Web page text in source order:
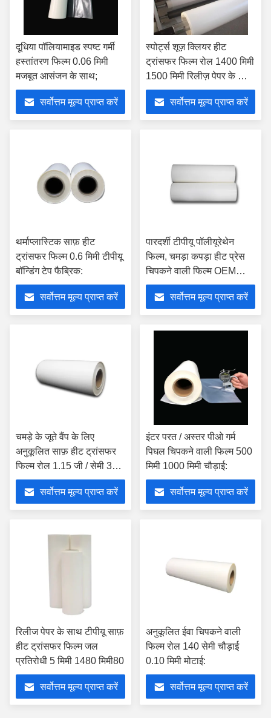
दूधिया पॉलियामाइड स्पष्ट गर्मी
हस्तांतरण फिल्म 0.06 मिमी
मजबूत आसंजन के साथ;
सर्वोत्तम मूल्य प्राप्त करें
स्पोर्ट्स शूज़ क्लियर हीट
ट्रांसफर फिल्म रोल 1400 मिमी
1500 मिमी रिलीज़ पेपर के साथ
अनुकूलित:
सर्वोत्तम मूल्य प्राप्त करें
थर्माप्लास्टिक साफ़ हीट
ट्रांसफर फिल्म 0.6 मिमी टीपीयू
बॉन्डिंग टेप फैब्रिक:
सर्वोत्तम मूल्य प्राप्त करें
पारदर्शी टीपीयू पॉलीयूरेथेन
फिल्म, चमड़ा कपड़ा हीट प्रेस
चिपकने वाली फिल्म OEM
ओडीएम
सर्वोत्तम मूल्य प्राप्त करें
चमड़े के जूते वैंप के लिए
अनुकूलित साफ़ हीट ट्रांसफर
फिल्म रोल 1.15 जी / सेमी 3
1280 मिमी
सर्वोत्तम मूल्य प्राप्त करें
इंटर परत / अस्तर पीओ गर्म
पिघल चिपकने वाली फिल्म 500
मिमी 1000 मिमी चौड़ाई:
सर्वोत्तम मूल्य प्राप्त करें
रिलीज पेपर के साथ टीपीयू साफ़
हीट ट्रांसफर फिल्म जल
प्रतिरोधी 5 मिमी 1480 मिमी80
सर्वोत्तम मूल्य प्राप्त करें
अनुकूलित ईवा चिपकने वाली
फिल्म रोल 140 सेमी चौड़ाई
0.10 मिमी मोटाई:
सर्वोत्तम मूल्य प्राप्त करें